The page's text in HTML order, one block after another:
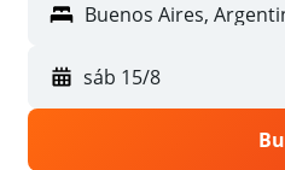
sáb 15/8